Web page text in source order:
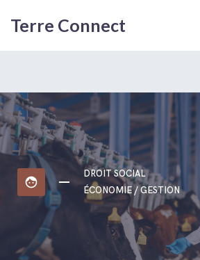
Terre Connect
face
DROIT SOCIAL
ÉCONOMIE / GESTION